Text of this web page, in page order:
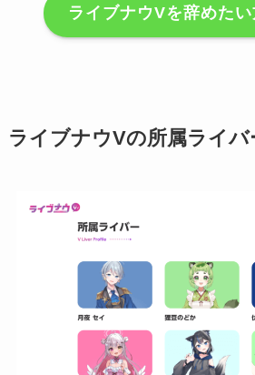
ライブナウVを辞めた
ライブナウVの所属ライバ